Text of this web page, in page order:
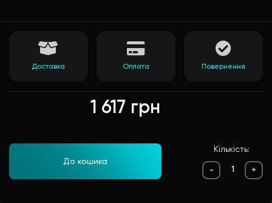
1 617 грн
До кошика
Кількість:
- +
Доставка Оплата Повернення